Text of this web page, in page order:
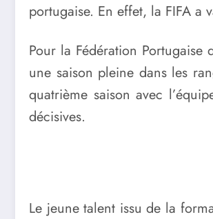
portugaise. En effet, la FIFA a
Pour la Fédération
une saison pleine dans les
quatrième saison avec
décisives.
Le jeune talent issu de la